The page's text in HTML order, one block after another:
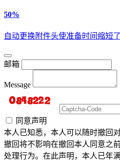
50%
自动更换附件头使准备时间缩短了
邮箱
Message
同意声明
本人已知悉，本人可以随时撤回
撤回将不影响在撤回本人同意之
处理行为。在此声明，本人已年